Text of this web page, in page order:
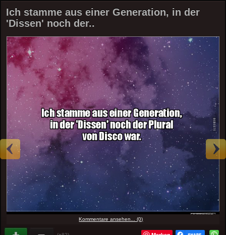
Ich stamme aus einer Generation, in der
'Dissen' noch der..
Kommentare ansehen... (0)